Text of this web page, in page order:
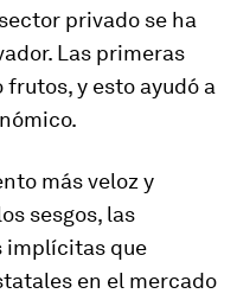
privado se ha
Las primeras
y esto ayudó a
más veloz y
sesgos, las
implícitas que
en el mercado